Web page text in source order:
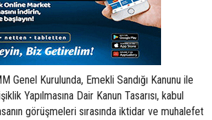
Genel Kurulunda, Emekli Sandığı Kanunu ile
Yapılmasına Dair Kanun Tasarısı, kabul
görüşmeleri sırasında iktidar ve muhalefet